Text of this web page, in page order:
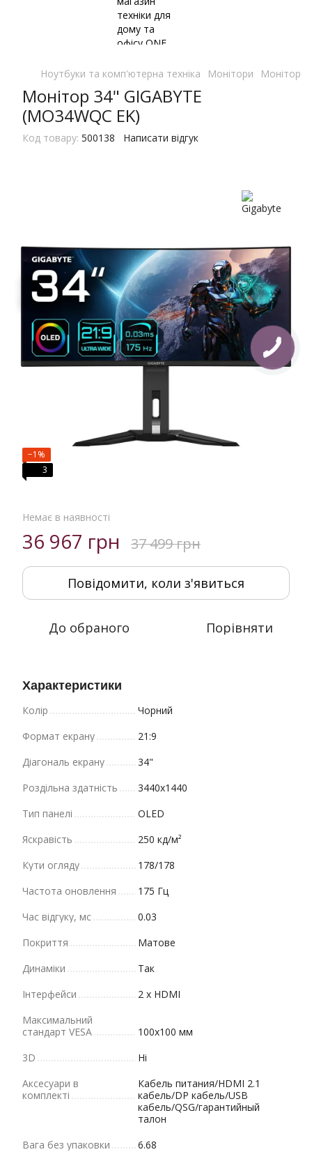
Ноутбуки та комп'ютерна техніка Монітори Монітори
Монітор 34" GIGABYTE
(MO34WQC EK)
Код товару: 500138 Написати відгук
−1%
3
Немає в наявності
36 967 грн 37 499 грн
Повідомити, коли з'явиться
До обраного Порівняти
Характеристики
Колір
Чорний
Формат екрану
21:9
Діагональ екрану
34"
Роздільна здатність
3440x1440
Тип панелі
OLED
Яскравість
250 кд/м²
Кути огляду
178/178
Частота оновлення
175 Гц
Час відгуку, мс
0.03
Покриття
Матове
Динаміки
Так
Інтерфейси
2 х HDMI
Максимальний
стандарт VESA
100x100 мм
3D
Ні
Аксесуари в
комплекті
Кабель питания/HDMI 2.1
кабель/DP кабель/USB
кабель/QSG/гарантийный
талон
Вага без упаковки
6.68